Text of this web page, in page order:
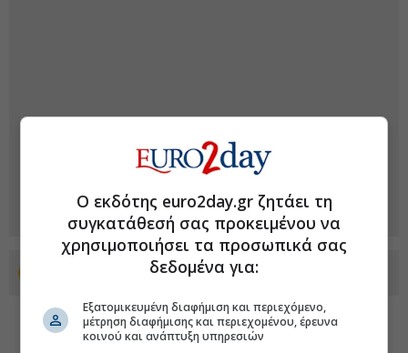
Προσθέστε το euro2day.gr στο Discover
Ο εκδότης euro2day.gr ζητάει τη
συγκατάθεσή σας προκειμένου να
χρησιμοποιήσει τα προσωπικά σας
δεδομένα για:
Εξατομικευμένη διαφήμιση και περιεχόμενο,
μέτρηση διαφήμισης και περιεχομένου, έρευνα
κοινού και ανάπτυξη υπηρεσιών